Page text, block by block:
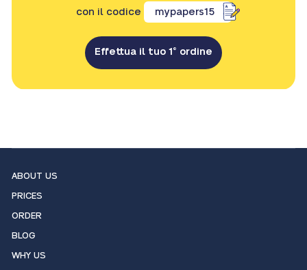
con il codice mypapers15
Effettua il tuo 1° ordine
ABOUT US
PRICES
ORDER
BLOG
WHY US